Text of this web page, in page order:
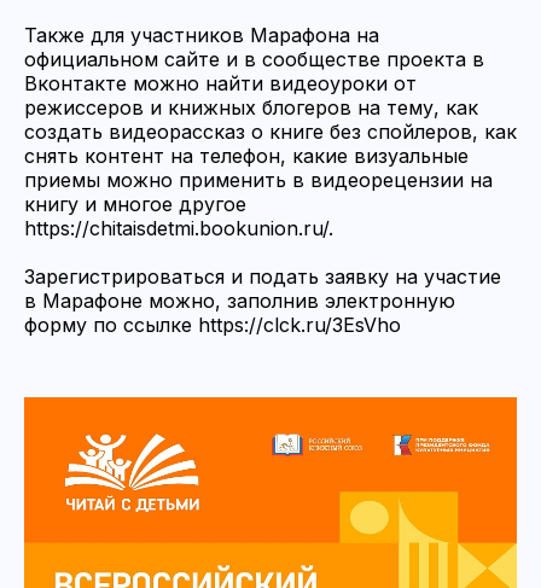
Также для участников Марафона на
официальном сайте и в сообществе проекта в
Вконтакте можно найти видеоуроки от
режиссеров и книжных блогеров на тему, как
создать видеорассказ о книге без спойлеров, как
снять контент на телефон, какие визуальные
приемы можно применить в видеорецензии на
книгу и многое другое
https://chitaisdetmi.bookunion.ru/.
Зарегистрироваться и подать заявку на участие
в Марафоне можно, заполнив электронную
форму по ссылке https://clck.ru/3EsVho